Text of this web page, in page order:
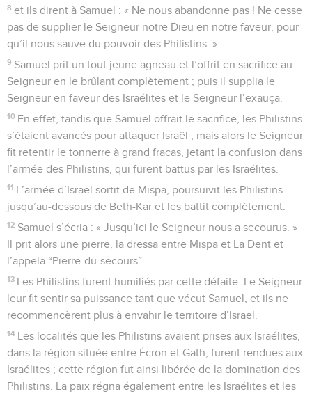
8 et ils dirent à Samuel : « Ne nous abandonne pas ! Ne cesse
pas de supplier le Seigneur notre Dieu en notre faveur, pour
qu’il nous sauve du pouvoir des Philistins. »
9 Samuel prit un tout jeune agneau et l’offrit en sacrifice au
Seigneur en le brûlant complètement ; puis il supplia le
Seigneur en faveur des Israélites et le Seigneur l’exauça.
10 En effet, tandis que Samuel offrait le sacrifice, les Philistins
s’étaient avancés pour attaquer Israël ; mais alors le Seigneur
fit retentir le tonnerre à grand fracas, jetant la confusion dans
l’armée des Philistins, qui furent battus par les Israélites.
11 L’armée d’Israël sortit de Mispa, poursuivit les Philistins
jusqu’au-dessous de Beth-Kar et les battit complètement.
12 Samuel s’écria : « Jusqu’ici le Seigneur nous a secourus. »
Il prit alors une pierre, la dressa entre Mispa et La Dent et
l’appela “Pierre-du-secours”.
13 Les Philistins furent humiliés par cette défaite. Le Seigneur
leur fit sentir sa puissance tant que vécut Samuel, et ils ne
recommencèrent plus à envahir le territoire d’Israël.
14 Les localités que les Philistins avaient prises aux Israélites,
dans la région située entre Écron et Gath, furent rendues aux
Israélites ; cette région fut ainsi libérée de la domination des
Philistins. La paix régna également entre les Israélites et les